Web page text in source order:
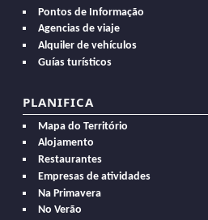
Pontos de Informação
Agencias de viaje
Alquiler de vehículos
Guías turísticos
PLANIFICA
Mapa do Território
Alojamento
Restaurantes
Empresas de atividades
Na Primavera
No Verão